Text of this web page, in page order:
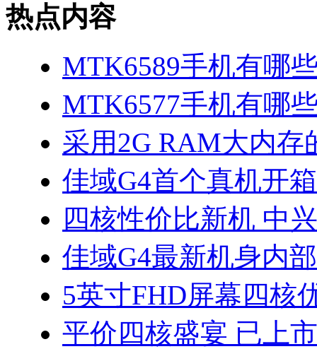
热点内容
MTK6589手机有哪
MTK6577手机有哪
采用2G RAM大内存
佳域G4首个真机开
四核性价比新机 中
佳域G4最新机身内
5英寸FHD屏幕四核
平价四核盛宴 已上